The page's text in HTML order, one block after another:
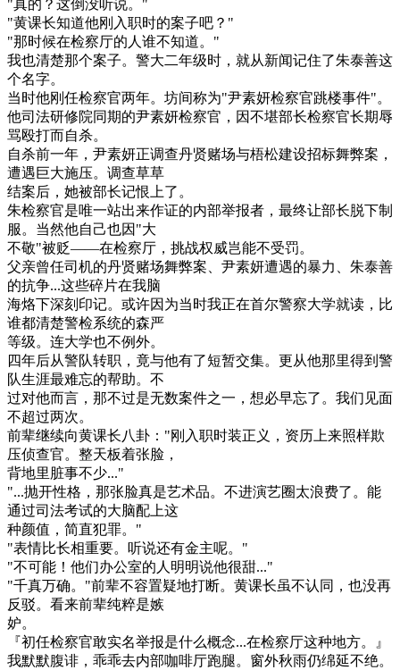
"真的？这倒没听说。"
"黄课长知道他刚入职时的案子吧？"
"那时候在检察厅的人谁不知道。"
我也清楚那个案子。警大二年级时，就从新闻记住了朱泰善这
个名字。
当时他刚任检察官两年。坊间称为"尹素妍检察官跳楼事件"。
他司法研修院同期的尹素妍检察官，因不堪部长检察官长期辱
骂殴打而自杀。
自杀前一年，尹素妍正调查丹贤赌场与梧松建设招标舞弊案，
遭遇巨大施压。调查草草
结案后，她被部长记恨上了。
朱检察官是唯一站出来作证的内部举报者，最终让部长脱下制
服。当然他自己也因"大
不敬"被贬——在检察厅，挑战权威岂能不受罚。
父亲曾任司机的丹贤赌场舞弊案、尹素妍遭遇的暴力、朱泰善
的抗争...这些碎片在我脑
海烙下深刻印记。或许因为当时我正在首尔警察大学就读，比
谁都清楚警检系统的森严
等级。连大学也不例外。
四年后从警队转职，竟与他有了短暂交集。更从他那里得到警
队生涯最难忘的帮助。不
过对他而言，那不过是无数案件之一，想必早忘了。我们见面
不超过两次。
前辈继续向黄课长八卦："刚入职时装正义，资历上来照样欺
压侦查官。整天板着张脸，
背地里脏事不少..."
"...抛开性格，那张脸真是艺术品。不进演艺圈太浪费了。能
通过司法考试的大脑配上这
种颜值，简直犯罪。"
"表情比长相重要。听说还有金主呢。"
"不可能！他们办公室的人明明说他很甜..."
"千真万确。"前辈不容置疑地打断。黄课长虽不认同，也没再
反驳。看来前辈纯粹是嫉
妒。
『初任检察官敢实名举报是什么概念...在检察厅这种地方。』
我默默腹诽，乖乖去内部咖啡厅跑腿。窗外秋雨仍绵延不绝。